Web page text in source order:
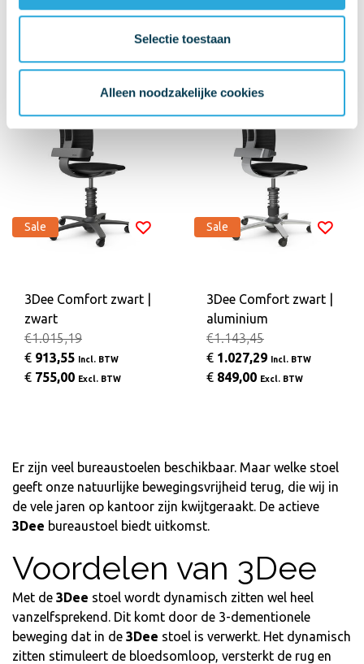
Selectie toestaan
Alleen noodzakelijke cookies
€913,55 Incl. BTW
€1.027,29 Incl. BTW
Sale
3Dee Comfort zwart |
zwart
€1.015,19
€ 913,55 Incl. BTW
€ 755,00 Excl. BTW
Sale
3Dee Comfort zwart |
aluminium
€1.143,45
€ 1.027,29 Incl. BTW
€ 849,00 Excl. BTW
Er zijn veel bureaustoelen beschikbaar. Maar welke stoel
geeft onze natuurlijke bewegingsvrijheid terug, die wij in
de vele jaren op kantoor zijn kwijtgeraakt. De actieve
3Dee bureaustoel biedt uitkomst.
Voordelen van 3Dee
Met de 3Dee stoel wordt dynamisch zitten wel heel
vanzelfsprekend. Dit komt door de 3-dementionele
beweging dat in de 3Dee stoel is verwerkt. Het dynamisch
zitten stimuleert de bloedsomloop, versterkt de rug en